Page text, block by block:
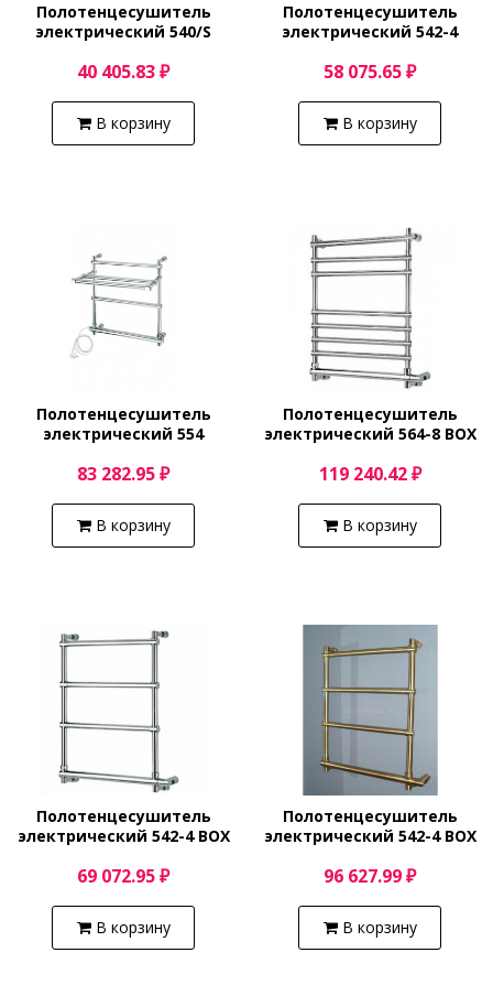
Полотенцесушитель
электрический 540/S
540/S BOX
40 405.83 ₽
В корзину
Полотенцесушитель
электрический 542-4
5424704CRNC
58 075.65 ₽
В корзину
Полотенцесушитель
электрический 554
5544703CRPC
83 282.95 ₽
В корзину
Полотенцесушитель
электрический 564-8 BOX
5644708CRNB
119 240.42 ₽
В корзину
Полотенцесушитель
электрический 542-4 BOX
5423704CRNB
69 072.95 ₽
В корзину
Полотенцесушитель
электрический 542-4 BOX
5423704OBNB
96 627.99 ₽
В корзину